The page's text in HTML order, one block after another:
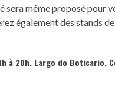
sera même proposé pour
également des stands
à 20h. Largo do Boticario,